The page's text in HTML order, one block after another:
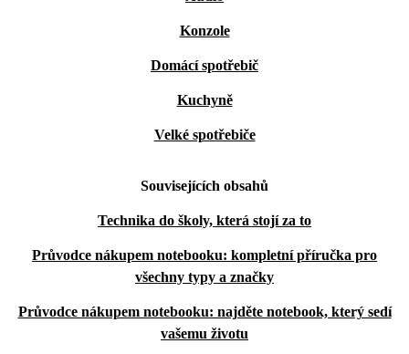
Konzole
Domácí spotřebič
Kuchyně
Velké spotřebiče
Souvisejících obsahů
Technika do školy, která stojí za to
Průvodce nákupem notebooku: kompletní příručka pro
všechny typy a značky
Průvodce nákupem notebooku: najděte notebook, který sedí
vašemu životu